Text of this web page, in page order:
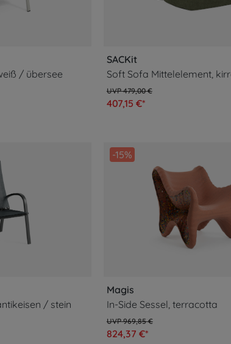
/ übersee
SACKit
Soft Sofa Mittelelement,
407,15 €*
479,00 €
/ stein
-15%
Magis
In-Side Sessel, terracotta
824,37 €*
969,85 €